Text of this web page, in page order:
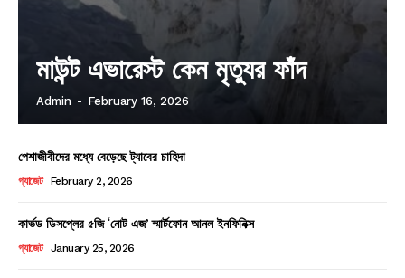
মাউন্ট এভারেস্ট কেন মৃত্যুর ফাঁদ
Admin - February 16, 2026
পেশাজীবীদের মধ্যে বেড়েছে ট্যাবের চাহিদা
গ্যাজেট February 2, 2026
কার্ভড ডিসপ্লের ৫জি ‘নোট এজ’ স্মার্টফোন আনল ইনফিনিক্স
গ্যাজেট January 25, 2026